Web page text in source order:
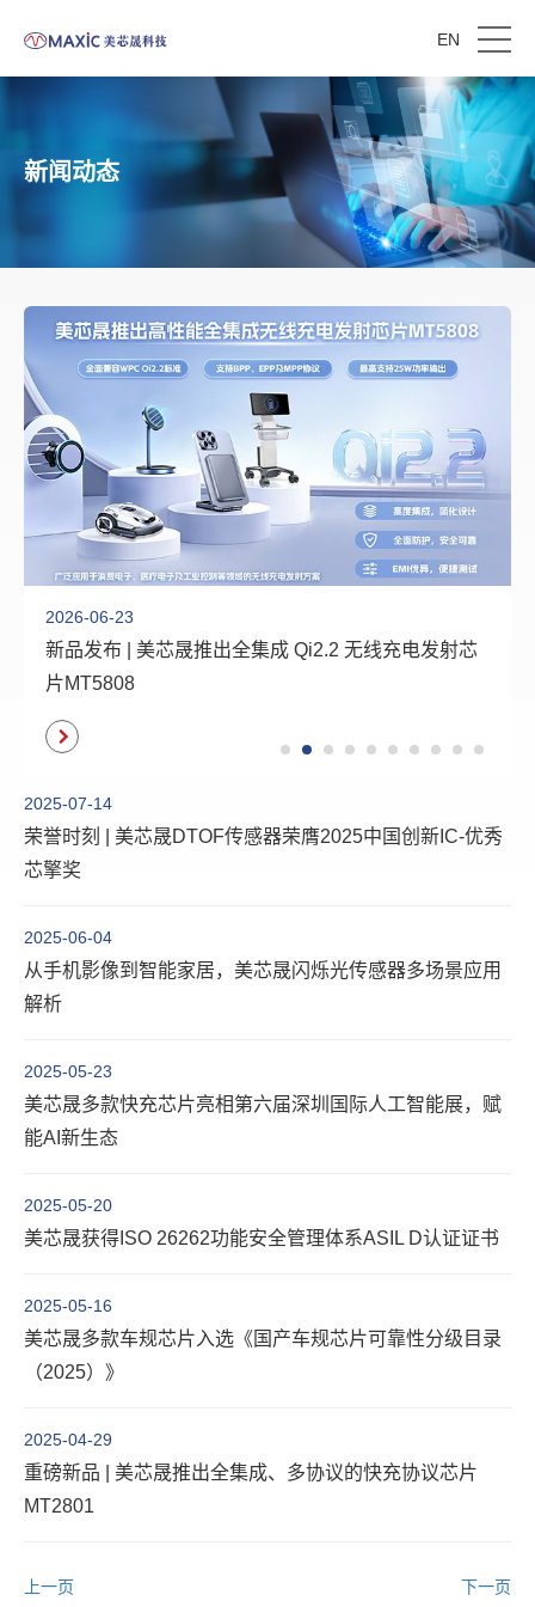
EN
新闻动态
2026-06-23
新品发布 | 美芯晟推出全集成 Qi2.2 无线充电发射芯
片MT5808
2025-07-14
荣誉时刻 | 美芯晟DTOF传感器荣膺2025中国创新IC-优秀
芯擎奖
2025-06-04
从手机影像到智能家居，美芯晟闪烁光传感器多场景应用
解析
2025-05-23
美芯晟多款快充芯片亮相第六届深圳国际人工智能展，赋
能AI新生态
2025-05-20
美芯晟获得ISO 26262功能安全管理体系ASIL D认证证书
2025-05-16
美芯晟多款车规芯片入选《国产车规芯片可靠性分级目录
（2025）》
2025-04-29
重磅新品 | 美芯晟推出全集成、多协议的快充协议芯片
MT2801
上一页 下一页